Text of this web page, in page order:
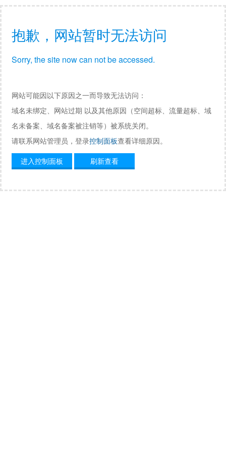
抱歉，网站暂时无法访问
Sorry, the site now can not be accessed.
网站可能因以下原因之一而导致无法访问：
域名未绑定、网站过期 以及其他原因（空间超标、流量超标、域
名未备案、域名备案被注销等）被系统关闭。
请联系网站管理员，登录控制面板查看详细原因。
进入控制面板
刷新查看